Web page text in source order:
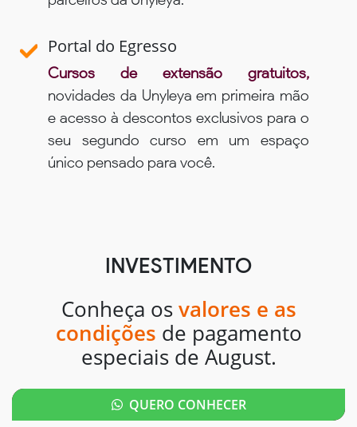
Portal do Egresso
Cursos de extensão gratuitos,
novidades da Unyleya em primeira mão
e acesso à descontos exclusivos para o
seu segundo curso em um espaço
único pensado para você.
INVESTIMENTO
Conheça os valores e as
condições de pagamento
especiais de August.
QUERO CONHECER